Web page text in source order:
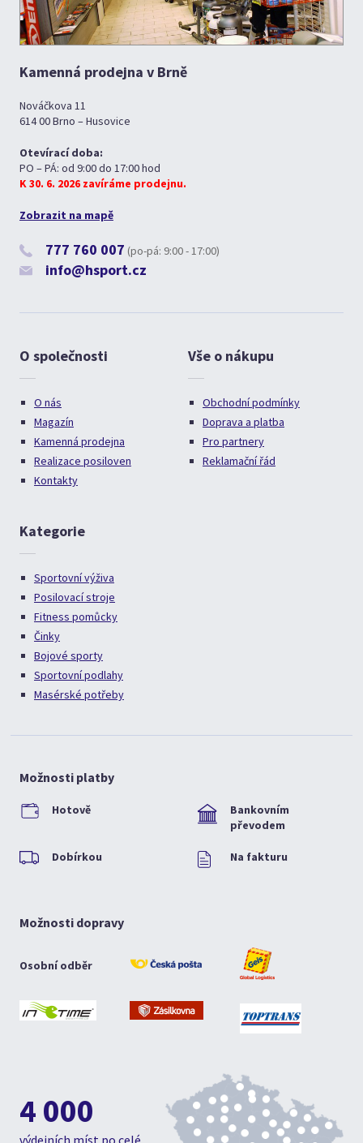
Kamenná prodejna v Brně
Nováčkova 11
614 00 Brno – Husovice
Otevírací doba:
PO – PÁ: od 9:00 do 17:00 hod
K 30. 6. 2026 zavíráme prodejnu.
Zobrazit na mapě
777 760 007 (po-pá: 9:00 - 17:00)
info@hsport.cz
O společnosti
O nás
Magazín
Kamenná prodejna
Realizace posiloven
Kontakty
Vše o nákupu
Obchodní podmínky
Doprava a platba
Pro partnery
Reklamační řád
Kategorie
Sportovní výživa
Posilovací stroje
Fitness pomůcky
Činky
Bojové sporty
Sportovní podlahy
Masérské potřeby
Možnosti platby
Hotově
Bankovním
převodem
Dobírkou Na fakturu
Možnosti dopravy
Osobní odběr
4 000
výdejních míst po celé